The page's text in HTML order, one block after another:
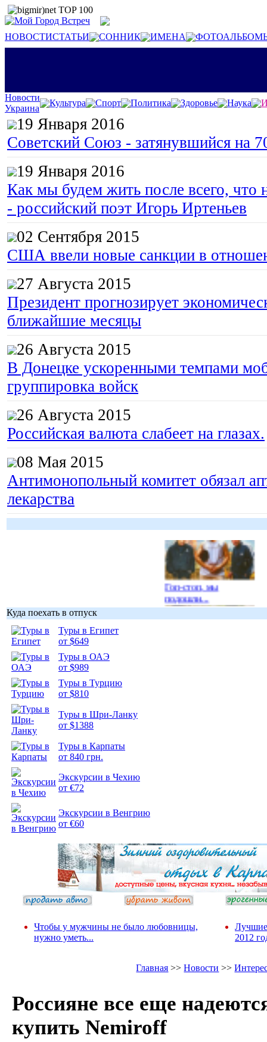
НОВОСТИСТАТЬИ СОННИК ИМЕНА
Новости
Украина
Культура Спорт Политика Здоровье Наука
19 Января 2016
Советский Союз - затянувшийся на
19 Января 2016
Как мы будем жить после всего, что
- российский поэт Игорь Иртеньев
02 Сентября 2015
США ввели новые санкции в
27 Августа 2015
Президент прогнозирует
ближайшие месяцы
26 Августа 2015
В Донецке ускоренными темпами
группировка войск
26 Августа 2015
Российская валюта слабеет на глазах.
08 Мая 2015
Антимонопольный комитет обязал
лекарства
Гоп-стоп, мы
подошли...
Куда поехать в отпуск
Туры в Египет
от $649
Туры в ОАЭ
от $989
Туры в Турцию
от $810
Туры в Шри-Ланку
от $1388
Туры в Карпаты
от 840 грн.
Экскурсии в Чехию
от €72
Экскурсии в Венгрию
от €60
Чтобы у мужчины не было любовницы,
нужно уметь...
Лучшие
2012
Главная >>Новости >>
Россияне все еще
купить Nemiroff